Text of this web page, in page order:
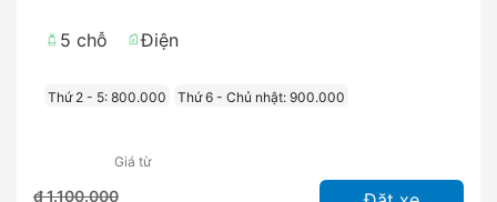
5 chỗ Điện
Thứ 2 - 5: 800.000 Thứ 6 - Chủ nhật: 900.000
Giá từ
₫ 1.100.000